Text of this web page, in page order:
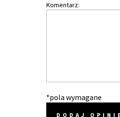
Komentarz:
*pola wymagane
DODAJ OPINIĘ